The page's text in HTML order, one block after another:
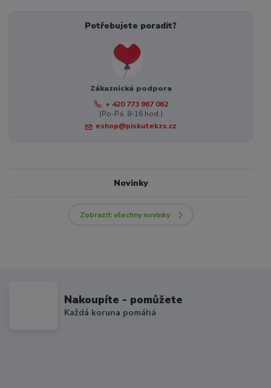
Potřebujete poradit?
Zákaznická podpora
+ 420 773 967 062
(Po-Pá, 8-16 hod.)
eshop@piskutekzs.cz
Novinky
Zobrazit všechny novinky
Nakoupíte - pomůžete
Každá koruna pomáhá